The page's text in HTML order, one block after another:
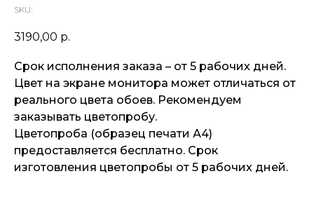
SKU:
3190,00 р.
Срок исполнения заказа – от 5 рабочих дней.
Цвет на экране монитора может отличаться от
реального цвета обоев. Рекомендуем
заказывать цветопробу.
Цветопроба (образец печати А4)
предоставляется бесплатно. Срок
изготовления цветопробы от 5 рабочих дней.